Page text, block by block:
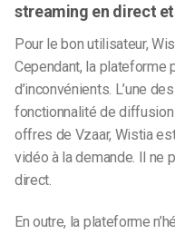
streaming en direct
Pour le bon utilisateur,
Cependant, la plateforme
d’inconvénients. L’une
fonctionnalité de
offres de Vzaar, Wistia
vidéo à la demande. Il ne
direct.
En outre, la plateforme